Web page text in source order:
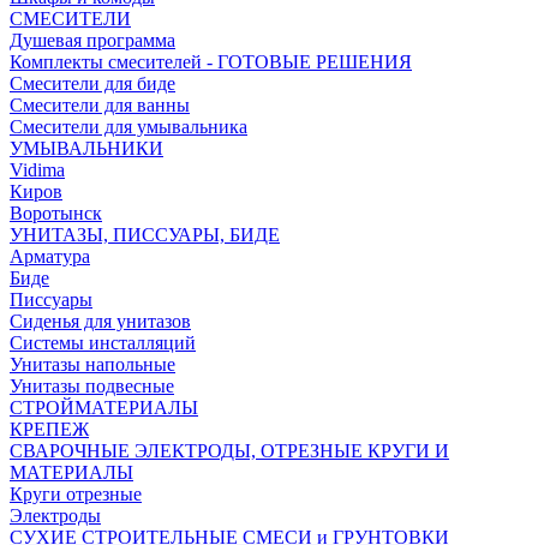
СМЕСИТЕЛИ
Душевая программа
Комплекты смесителей - ГОТОВЫЕ РЕШЕНИЯ
Смесители для биде
Смесители для ванны
Смесители для умывальника
УМЫВАЛЬНИКИ
Vidima
Киров
Воротынск
УНИТАЗЫ, ПИССУАРЫ, БИДЕ
Арматура
Биде
Писсуары
Сиденья для унитазов
Системы инсталляций
Унитазы напольные
Унитазы подвесные
СТРОЙМАТЕРИАЛЫ
КРЕПЕЖ
СВАРОЧНЫЕ ЭЛЕКТРОДЫ, ОТРЕЗНЫЕ КРУГИ И
МАТЕРИАЛЫ
Круги отрезные
Электроды
СУХИЕ СТРОИТЕЛЬНЫЕ СМЕСИ и ГРУНТОВКИ